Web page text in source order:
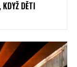
DĚTI